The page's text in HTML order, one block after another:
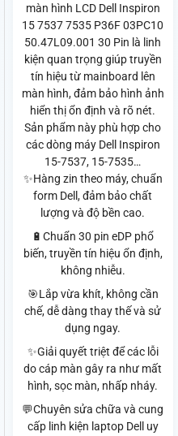
màn hình LCD Dell Inspiron
15 7537 7535 P36F 03PC10
50.47L09.001 30 Pin là linh
kiện quan trọng giúp truyền
tín hiệu từ mainboard lên
màn hình, đảm bảo hình ảnh
hiển thị ổn định và rõ nét.
Sản phẩm này phù hợp cho
các dòng máy Dell Inspiron
15-7537, 15-7535…
✨Hàng zin theo máy, chuẩn
form Dell, đảm bảo chất
lượng và độ bền cao.
🔋Chuẩn 30 pin eDP phổ
biến, truyền tín hiệu ổn định,
không nhiễu.
🎯Lắp vừa khít, không cần
chế, dễ dàng thay thế và sử
dụng ngay.
✨Giải quyết triệt để các lỗi
do cáp màn gây ra như mất
hình, sọc màn, nhấp nháy.
💬Chuyên sửa chữa và cung
cấp linh kiện laptop Dell uy